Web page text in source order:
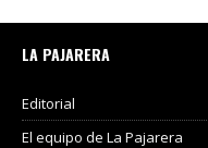
LA PAJARERA
Editorial
El equipo de La Pajarera